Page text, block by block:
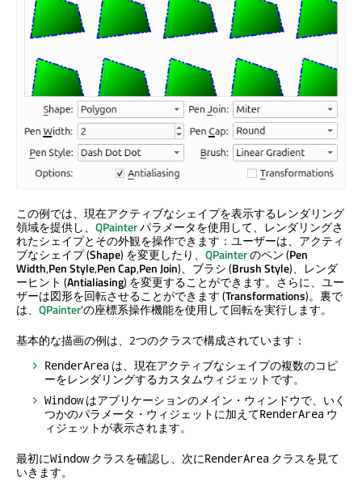
この例では、現在アクティブなシェイプを表示するレンダリング
領域を提供し、 QPainterパラメータを使用して、レンダリングさ
れたシェイプとその外観を操作できます：ユーザーは、アクティ
ブなシェイプ (Shape) を変更したり、 QPainterのペン (Pen
Width,Pen Style,Pen Cap,Pen Join)、ブラシ (Brush Style)、レンダ
ーヒント (Antialiasing) を変更することができます。さらに、ユー
ザーは図形を回転させることができます (Transformations)。裏で
は、 QPainter'の座標系操作機能を使用して回転を実行します。
基本的な描画の例は、2つのクラスで構成されています：
RenderArea は、現在アクティブなシェイプの複数のコピ
ーをレンダリングするカスタムウィジェットです。
Windowはアプリケーションのメイン・ウィンドウで、いく
つかのパラメータ・ウィジェットに加えてRenderArea ウ
ィジェットが表示されます。
最初にWindowクラスを確認し、次にRenderArea クラスを見て
いきます。